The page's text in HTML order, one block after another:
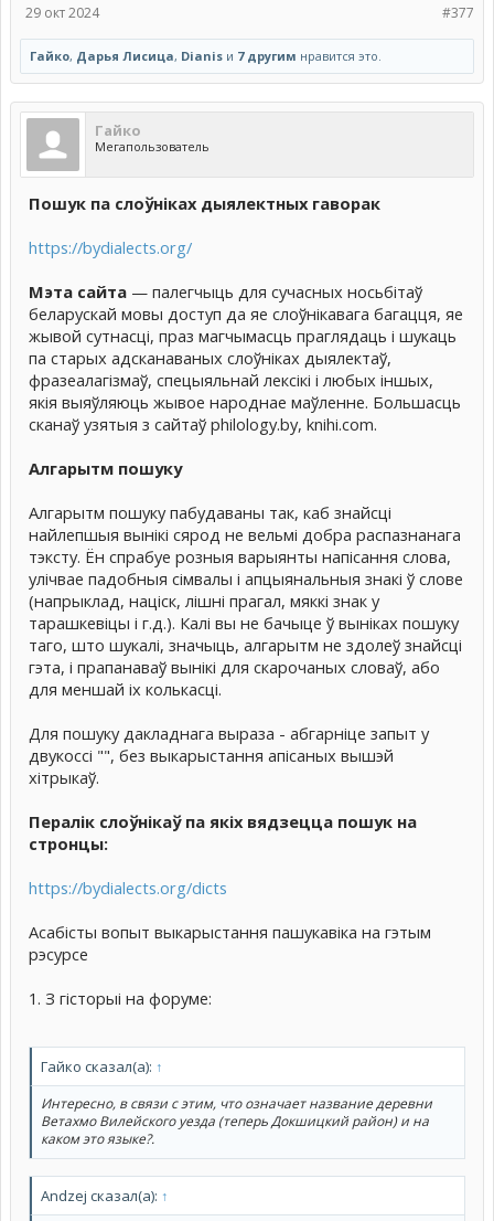
#377
29 окт 2024
Гайко, Дарья Лисица, Dianis и 7 другим нравится это.
Гайко
Мегапользователь
Пошук па слоўніках дыялектных гаворак
https://bydialects.org/
Мэта сайта — палегчыць для сучасных носьбітаў
беларускай мовы доступ да яе слоўнікавага багацця, яе
жывой сутнасці, праз магчымасць праглядаць і шукаць
па старых адсканаваных слоўніках дыялектаў,
фразеалагізмаў, спецыяльнай лексікі і любых іншых,
якія выяўляюць жывое народнае маўленне. Большасць
сканаў узятыя з сайтаў philology.by, knihi.com.
Алгарытм пошуку
Алгарытм пошуку пабудаваны так, каб знайсці
найлепшыя вынікі сярод не вельмі добра распазнанага
тэксту. Ён спрабуе розныя варыянты напісання слова,
улічвае падобныя сімвалы і апцыянальныя знакі ў слове
(напрыклад, націск, лішні прагал, мяккі знак у
тарашкевіцы і г.д.). Калі вы не бачыце ў выніках пошуку
таго, што шукалі, значыць, алгарытм не здолеў знайсці
гэта, і прапанаваў вынікі для скарочаных словаў, або
для меншай іх колькасці.
Для пошуку дакладнага выраза - абгарніце запыт у
двукоссі "", без выкарыстання апісаных вышэй
хітрыкаў.
Пералік слоўнікаў па якіх вядзецца пошук на
стронцы:
https://bydialects.org/dicts
Асабісты вопыт выкарыстання пашукавіка на гэтым
рэсурсе
1. З гісторыі на форуме:
Гайко сказал(а): ↑
Интересно, в связи с этим, что означает название деревни
Ветахмо Вилейского уезда (теперь Докшицкий район) и на
каком это языке?.
Andzej сказал(а): ↑